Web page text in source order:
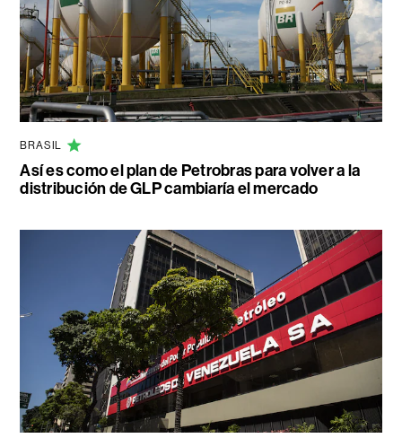
BRASIL
Así es como el plan de Petrobras para volver a la
distribución de GLP cambiaría el mercado